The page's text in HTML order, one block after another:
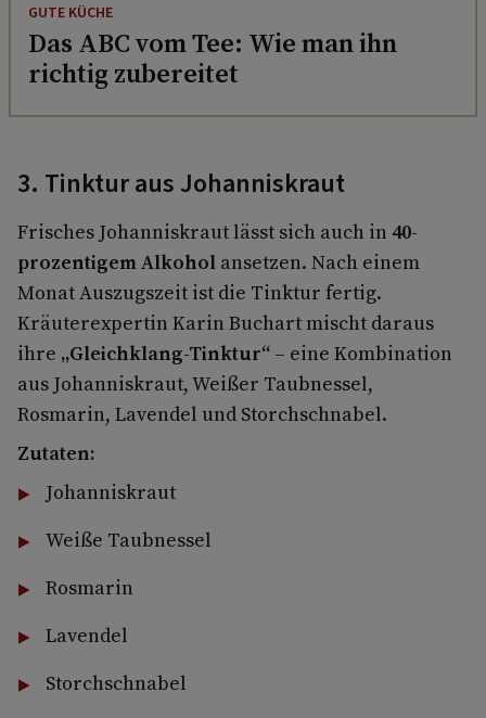
GUTE KÜCHE
Das ABC vom Tee: Wie man ihn
richtig zubereitet
3. Tinktur aus Johanniskraut
Frisches Johanniskraut lässt sich auch in 40-
prozentigem Alkohol ansetzen. Nach einem
Monat Auszugszeit ist die Tinktur fertig.
Kräuterexpertin Karin Buchart mischt daraus
ihre „Gleichklang-Tinktur“ – eine Kombination
aus Johanniskraut, Weißer Taubnessel,
Rosmarin, Lavendel und Storchschnabel.
Zutaten:
Johanniskraut
Weiße Taubnessel
Rosmarin
Lavendel
Storchschnabel